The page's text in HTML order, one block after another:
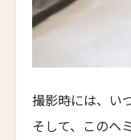
ザ・フォートレ
The Fortress Resort
タブラ・ラサ・
エンジェルビー
撮影時には、い
そして、このヘ